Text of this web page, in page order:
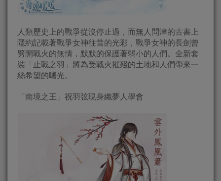
人類歷史上的戰爭從沒停止過，而無人問津的古書上
隱約記載著戰爭女神往昔的光彩，戰爭女神的長劍曾
劈開戰火的無情，默默的保護著弱小的人們。全新套
裝「止戰之羽」將為受戰火摧殘的土地和人們帶來一
絲希望的曙光。
「南境之王」祝羽弦現身織夢人學會